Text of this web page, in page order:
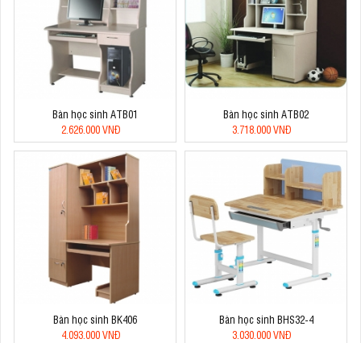
Bàn học sinh ATB01
2.626.000 VNĐ
Bàn học sinh ATB02
3.718.000 VNĐ
Bàn học sinh BK406
4.093.000 VNĐ
Bàn học sinh BHS32-4
3.030.000 VNĐ